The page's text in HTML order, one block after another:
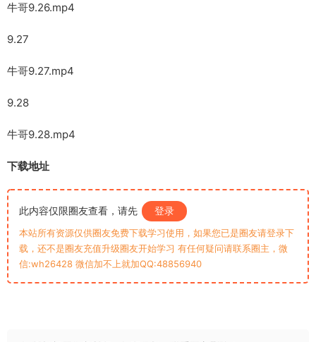
牛哥9.26.mp4
9.27
牛哥9.27.mp4
9.28
牛哥9.28.mp4
下载地址
此内容仅限圈友查看，请先 登录
本站所有资源仅供圈友免费下载学习使用，如果您已是圈友请登录下
载，还不是圈友充值升级圈友开始学习 有任何疑问请联系圈主，微
信:wh26428 微信加不上就加QQ:48856940